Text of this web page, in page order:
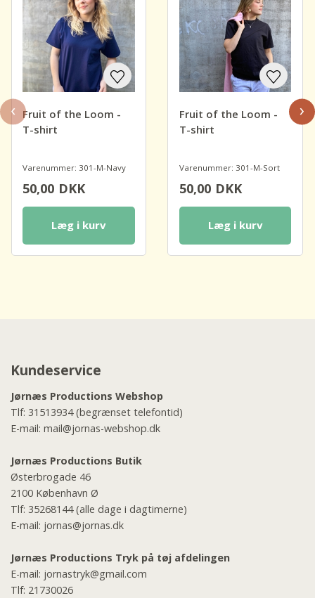
Fruit of the Loom -
T-shirt
Varenummer: 301-M-Navy
50,00DKK
Læg i kurv
Fruit of the Loom -
T-shirt
Varenummer: 301-M-Sort
50,00DKK
Læg i kurv
‹ ›
Kundeservice
Jørnæs Productions Webshop
Tlf: 31513934(begrænset telefontid)
E-mail: mail@jornas-webshop.dk
Jørnæs Productions Butik
Østerbrogade 46
2100 København Ø
Tlf: 35268144(alle dage i dagtimerne)
E-mail: jornas@jornas.dk
Jørnæs Productions Tryk på tøj afdelingen
E-mail: jornastryk@gmail.com
Tlf: 21730026